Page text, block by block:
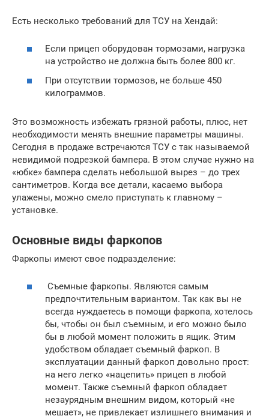
Есть несколько требований для ТСУ на Хендай:
Если прицеп оборудован тормозами, нагрузка
на устройство не должна быть более 800 кг.
При отсутствии тормозов, не больше 450
килограммов.
Это возможность избежать грязной работы, плюс, нет
необходимости менять внешние параметры машины.
Сегодня в продаже встречаются ТСУ с так называемой
невидимой подрезкой бампера. В этом случае нужно на
«юбке» бампера сделать небольшой вырез – до трех
сантиметров. Когда все детали, касаемо выбора
улажены, можно смело приступать к главному –
установке.
Основные виды фаркопов
Фаркопы имеют свое подразделение:
Съемные фаркопы. Являются самым
предпочтительным вариантом. Так как вы не
всегда нуждаетесь в помощи фаркопа, хотелось
бы, чтобы он был съемным, и его можно было
бы в любой момент положить в ящик. Этим
удобством обладает съемный фаркоп. В
эксплуатации данный фаркоп довольно прост:
на него легко «нацепить» прицеп в любой
момент. Также съемный фаркоп обладает
незаурядным внешним видом, который «не
мешает», не привлекает излишнего внимания и